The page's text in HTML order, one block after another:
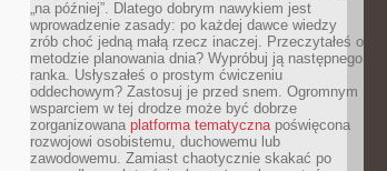
„na później”. Dlatego dobrym nawykiem jest
wprowadzenie zasady: po każdej dawce wiedzy
zrób choć jedną małą rzecz inaczej. Przeczytałeś o
metodzie planowania dnia? Wypróbuj ją następnego
ranka. Usłyszałeś o prostym ćwiczeniu
oddechowym? Zastosuj je przed snem. Ogromnym
wsparciem w tej drodze może być dobrze
zorganizowana platforma tematycznapoświęcona
rozwojowi osobistemu, duchowemu lub
zawodowemu. Zamiast chaotycznie skakać po